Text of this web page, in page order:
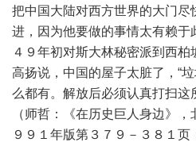
把中国大陆对西方世界的大门尽
进，因为他要做的事情太有赖于
４９年初对斯大林秘密派到西
高扬说，中国的屋子太脏了，“
么都有。解放后必须认真打扫
（师哲：《在历史巨人身边》
９９１年版第３７９－３８１页